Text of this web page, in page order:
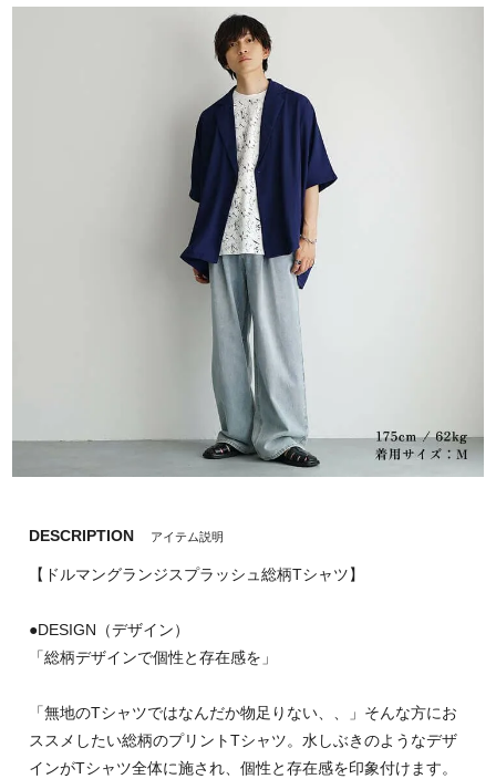
DESCRIPTION アイテム説明
【ドルマングランジスプラッシュ総柄Tシャツ】
●DESIGN（デザイン）
「総柄デザインで個性と存在感を」
「無地のTシャツではなんだか物足りない、、」そんな方にお
ススメしたい総柄のプリントTシャツ。水しぶきのようなデザ
インがTシャツ全体に施され、個性と存在感を印象付けます。